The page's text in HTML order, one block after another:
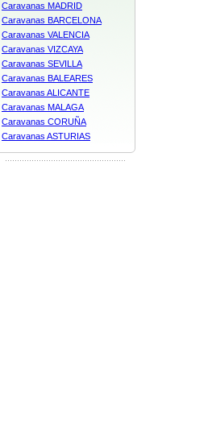
Caravanas MADRID
Caravanas BARCELONA
Caravanas VALENCIA
Caravanas VIZCAYA
Caravanas SEVILLA
Caravanas BALEARES
Caravanas ALICANTE
Caravanas MALAGA
Caravanas CORUÑA
Caravanas ASTURIAS